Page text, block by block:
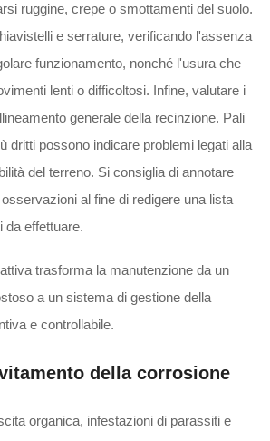
ruggine, crepe o smottamenti del suolo.
e serrature, verificando l'assenza
funzionamento, nonché l'usura che
lenti o difficoltosi. Infine, valutare i
generale della recinzione. Pali
dritti possono indicare problemi legati alla
del terreno. Si consiglia di annotare
al fine di redigere una lista
da effettuare.
trasforma la manutenzione da un
a un sistema di gestione della
e controllabile.
della corrosione
organica, infestazioni di parassiti e